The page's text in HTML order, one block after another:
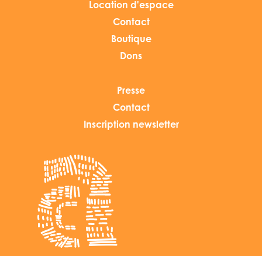
Location d'espace
Contact
Boutique
Dons
Presse
Contact
Inscription newsletter